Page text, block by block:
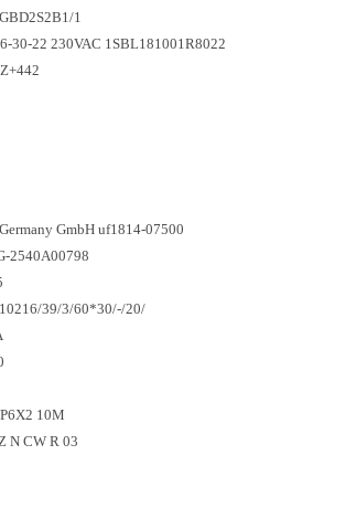
1
30-22 230VAC 1SBL181001R8022
GmbH uf1814-07500
2540A00798
39/3/60*30/-/20/
10M
N CW R 03